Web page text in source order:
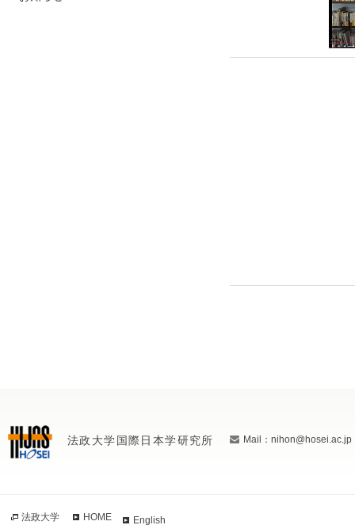
法政大学国際日本学研究所 Mail：nihon@hosei.ac.jp
法政大学 HOME English